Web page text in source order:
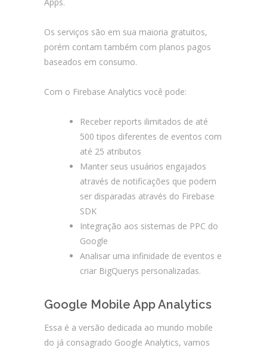
Os serviços são em sua maioria gratuitos,
porém contam também com planos pagos
baseados em consumo.
Com o Firebase Analytics você pode:
Receber reports ilimitados de até
500 tipos diferentes de eventos com
até 25 atributos
Manter seus usuários engajados
através de notificações que podem
ser disparadas através do Firebase
SDK
Integração aos sistemas de PPC do
Google
Analisar uma infinidade de eventos e
criar BigQuerys personalizadas.
Google Mobile App Analytics
Essa é a versão dedicada ao mundo mobile
do já consagrado Google Analytics, vamos